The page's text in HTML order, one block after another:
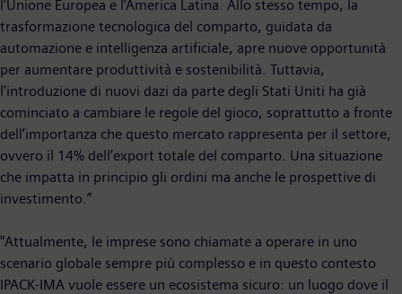
l’Unione Europea e l’America Latina. Allo stesso tempo, la
trasformazione tecnologica del comparto, guidata da
automazione e intelligenza artificiale, apre nuove opportunità
per aumentare produttività e sostenibilità. Tuttavia,
l'introduzione di nuovi dazi da parte degli Stati Uniti ha già
cominciato a cambiare le regole del gioco, soprattutto a fronte
dell’importanza che questo mercato rappresenta per il settore,
ovvero il 14% dell’export totale del comparto. Una situazione
che impatta in principio gli ordini ma anche le prospettive di
investimento.”
"Attualmente, le imprese sono chiamate a operare in uno
scenario globale sempre più complesso e in questo contesto
IPACK-IMA vuole essere un ecosistema sicuro: un luogo dove il